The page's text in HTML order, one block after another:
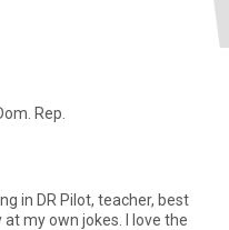
Rep.
in DR Pilot, teacher, best
at my own jokes. I love the